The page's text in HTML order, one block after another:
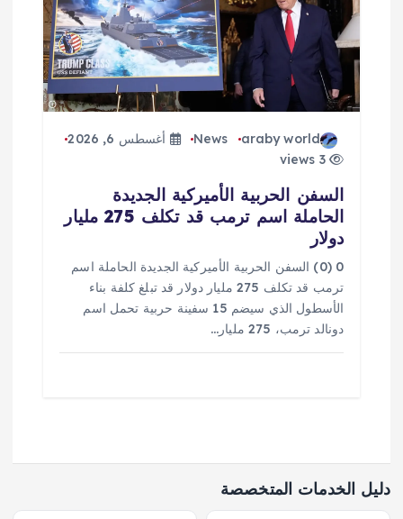
araby world
News
أغسطس 6, 2026
3 views
السفن الحربية الأميركية الجديدة
الحاملة اسم ترمب قد تكلف 275 مليار
دولار
0 (0) السفن الحربية الأميركية الجديدة الحاملة اسم
ترمب قد تكلف 275 مليار دولار قد تبلغ كلفة بناء
الأسطول الذي سيضم 15 سفينة حربية تحمل اسم
دونالد ترمب، 275 مليار…
دليل الخدمات المتخصصة